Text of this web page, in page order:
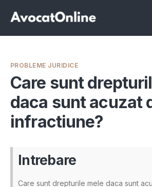
Înscrie-te ca avocat
Servicii
Despre noi
Programeaza consultanta
PROBLEME JURIDICE
Care sunt
daca sunt acuzat
infractiune?
Intrebare
Care sunt drepturile mele daca sunt